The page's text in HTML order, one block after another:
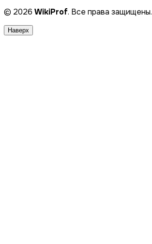
© 2026 WikiProf. Все права защищены.
Наверх